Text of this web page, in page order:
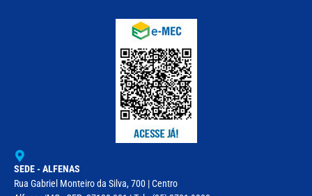
SEDE - ALFENAS
Rua Gabriel Monteiro da Silva, 700 | Centro